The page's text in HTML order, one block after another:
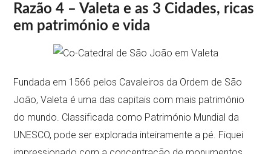
Razão 4 – Valeta e as 3 Cidades, ricas
em património e vida
Fundada em 1566 pelos Cavaleiros da Ordem de São
João, Valeta é uma das capitais com mais património
do mundo. Classificada como Património Mundial da
UNESCO, pode ser explorada inteiramente a pé. Fiquei